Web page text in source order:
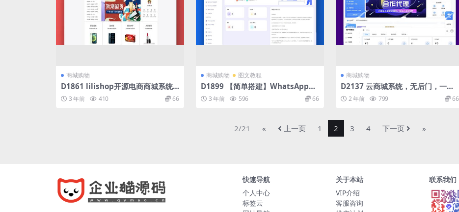
商城购物
D1861 lilishop开源电商商城系统v
4.3丨在线商城网站源码
3 年前 410 66
商城购物 图文教程
D1899 【简单搭建】WhatsApp筛
选Ws等资源卡密售卖平台源码
3 年前 596 66
商城购物
D2137 云商城系统，无后门，一站
式系统Java源码
2 年前 799 66
2/21 « 上一页 1 2 3 4 下一页 »
快速导航
个人中心
标签云
关于本站
VIP介绍
客服咨询
联系我们